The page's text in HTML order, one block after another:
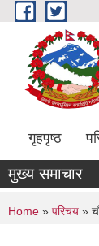
Skip to main content
गृहपृष्ठ
मुख्य समाचार
You are
Home » परिचय »